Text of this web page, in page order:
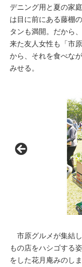
デニング用と夏の家
は目に前にある藤棚
タンも満開。だから
来た友人女性も「市
から、それを食べな
みせる。
市原グルメが集結
もの店をハシゴする
をした花月庵みのし